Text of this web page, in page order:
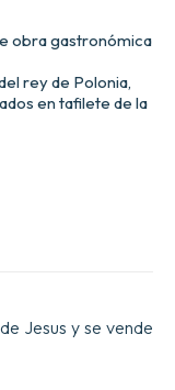
obra gastronómica
rey de Polonia,
en tafilete de la
Jesus y se vende